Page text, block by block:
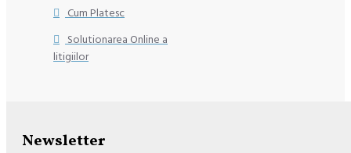
Cum Platesc
Solutionarea Online a
litigiilor
Newsletter